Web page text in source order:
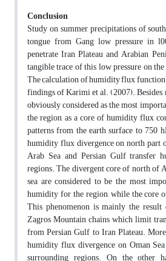
Conclusion
Study on summer precipitations of
tongue from Gang low pressure in
penetrate Iran Plateau and Arabian
tangible trace of this low pressure on
The calculation of humidity flux function
findings of Karimi et al. (2007).
obviously considered as the most
the region, as a core of humidity flux
patterns from the earth surface to 750
humidity flux divergence on north part
Arab Sea and Persian Gulf transfer
regions. The divergent core of north of
sea are considered to be the most
humidity for the region, while the core
This phenomenon is mainly the
Zagros Mountain chains which limit
from Persian Gulf to Iran Plateau.
humidity flux divergence on Oman